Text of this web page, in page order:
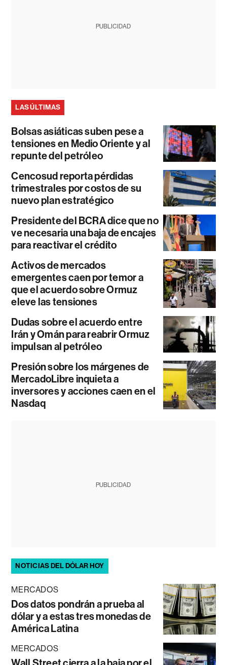
PUBLICIDAD
LAS ÚLTIMAS
Bolsas asiáticas suben pese a
tensiones en Medio Oriente y al
repunte del petróleo
Cencosud reporta pérdidas
trimestrales por costos de su
nuevo plan estratégico
Presidente del BCRA dice que no
ve necesaria una baja de encajes
para reactivar el crédito
Activos de mercados
emergentes caen por temor a
que el acuerdo sobre Ormuz
eleve las tensiones
Dudas sobre el acuerdo entre
Irán y Omán para reabrir Ormuz
impulsan al petróleo
Presión sobre los márgenes de
MercadoLibre inquieta a
inversores y acciones caen en el
Nasdaq
PUBLICIDAD
NOTICIAS DEL DÓLAR HOY
MERCADOS
Dos datos pondrán a prueba al
dólar y a estas tres monedas de
América Latina
MERCADOS